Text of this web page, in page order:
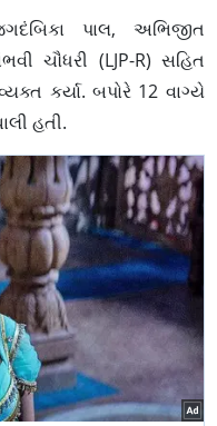
પાલ, અભિજીત
ચૌધરી (LJP-R) સહિત
કર્યા. બપોરે 12 વાગ્યે
હતી.